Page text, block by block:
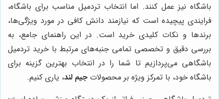
باشگاه نیز عمل کنند. اما انتخاب تردمیل مناسب برای باشگاه،
فرایندی پیچیده است که نیازمند دانش کافی در مورد ویژگی‌ها،
برندها و نکات کلیدی خرید است. در این راهنمای جامع، به
بررسی دقیق و تخصصی تمامی جنبه‌های مرتبط با خرید تردمیل
باشگاهی می‌پردازیم تا شما را در انتخاب بهترین گزینه برای
باشگاه خود، با تمرکز ویژه بر محصولات جیم لند، یاری کنیم.